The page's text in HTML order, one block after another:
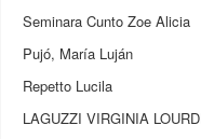
Seminara Cunto Zoe Alicia
Pujó, María Luján
Repetto Lucila
LAGUZZI VIRGINIA